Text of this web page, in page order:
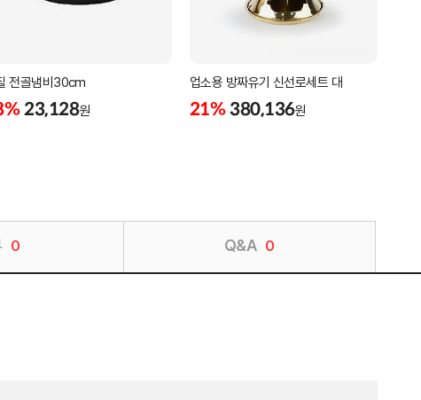
전골냄비30cm
23,128원
업소용 방짜유기 신선로세트 대
21% 380,136원
0 Q&A 0